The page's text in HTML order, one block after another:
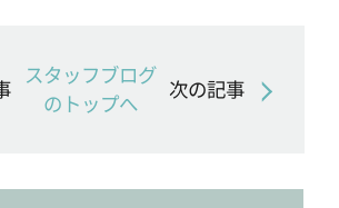
スタッフブログ
のトップへ
次の記事